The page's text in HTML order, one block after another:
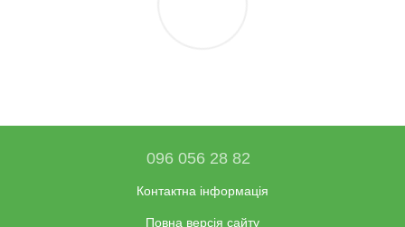
096 056 28 82
Контактна інформація
Повна версія сайту